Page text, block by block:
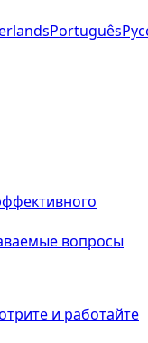
Português
вопросы
и работайте